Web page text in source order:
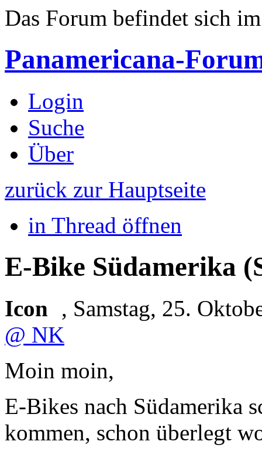
Das Forum befindet sich
Panamericana-
Login
Suche
Über
zurück zur Hauptseite
in Thread öffnen
E-Bike Südamerika
Icon ,Samstag, 25.
@ NK
Moin moin,
E-Bikes nach Südamerika
kommen, schon überlegt